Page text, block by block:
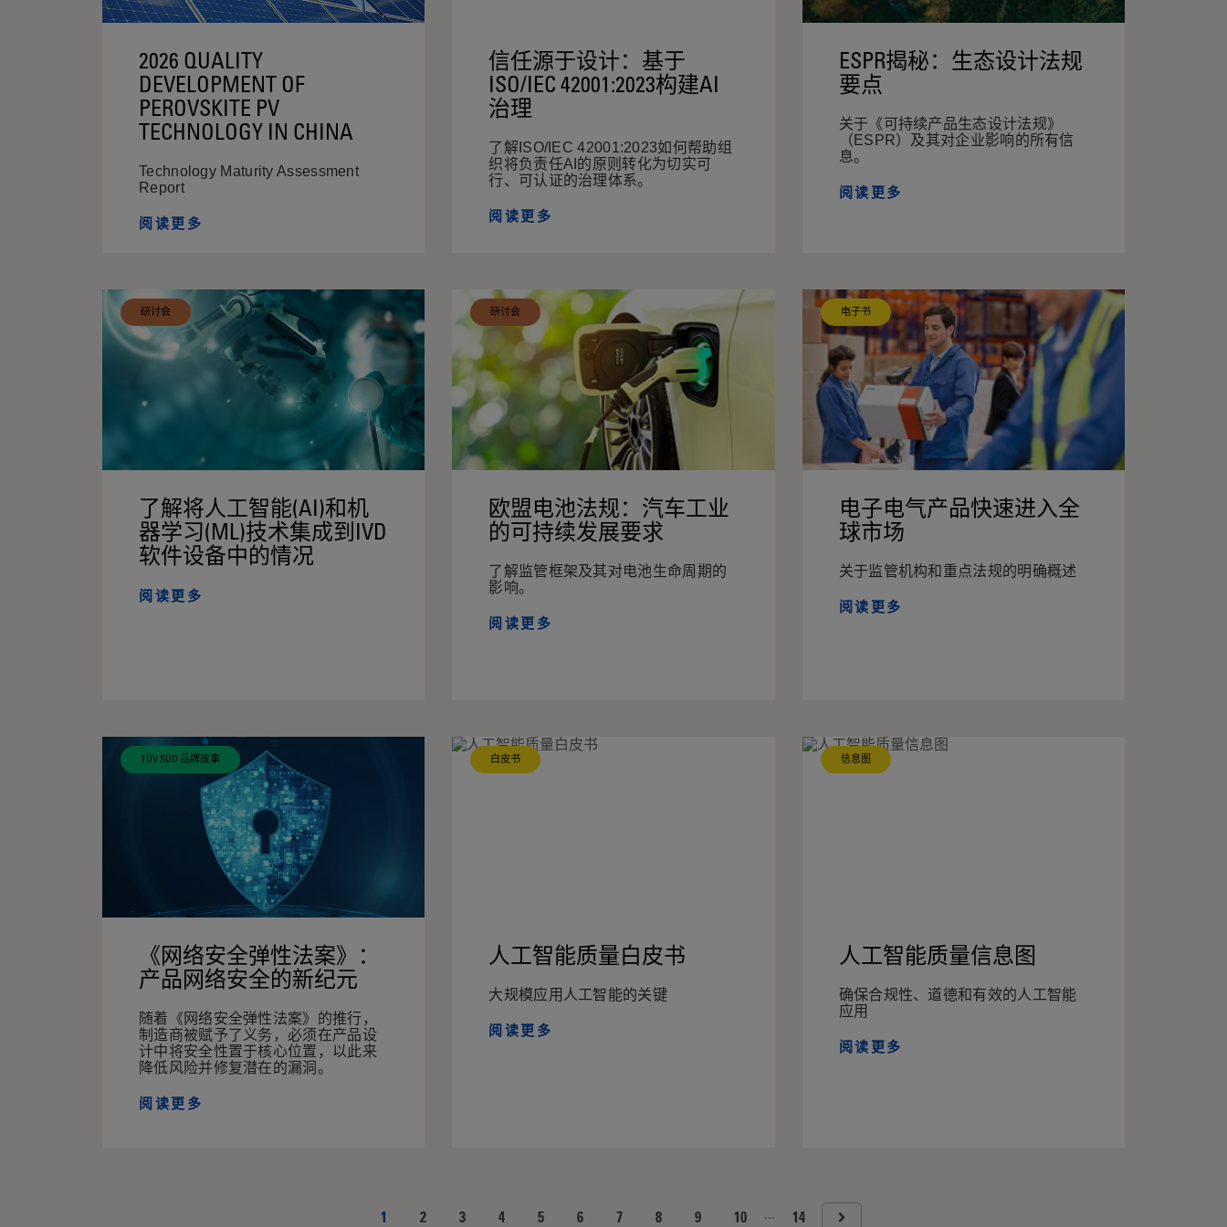
2026 QUALITY
DEVELOPMENT OF
PEROVSKITE PV
TECHNOLOGY IN CHINA
Technology Maturity Assessment
Report
阅读更多
信任源于设计：基于
ISO/IEC 42001:2023构建AI
治理
了解ISO/IEC 42001:2023如何帮助组
织将负责任AI的原则转化为切实可
行、可认证的治理体系。
阅读更多
ESPR揭秘：生态设计法规
要点
关于《可持续产品生态设计法规》
（ESPR）及其对企业影响的所有信
息。
阅读更多
研讨会
了解将人工智能(AI)和机
器学习(ML)技术集成到IVD
软件设备中的情况
阅读更多
研讨会
欧盟电池法规：汽车工业
的可持续发展要求
了解监管框架及其对电池生命周期的
影响。
阅读更多
电子书
电子电气产品快速进入全
球市场
关于监管机构和重点法规的明确概述
阅读更多
TÜV SÜD 品牌故事
《网络安全弹性法案》：
产品网络安全的新纪元
随着《网络安全弹性法案》的推行，
制造商被赋予了义务，必须在产品设
计中将安全性置于核心位置，以此来
降低风险并修复潜在的漏洞。
阅读更多
白皮书
人工智能质量白皮书
大规模应用人工智能的关键
阅读更多
信息图
人工智能质量信息图
确保合规性、道德和有效的人工智能
应用
阅读更多
1 2 3 4 5 6 7 8 9 10 ... 14